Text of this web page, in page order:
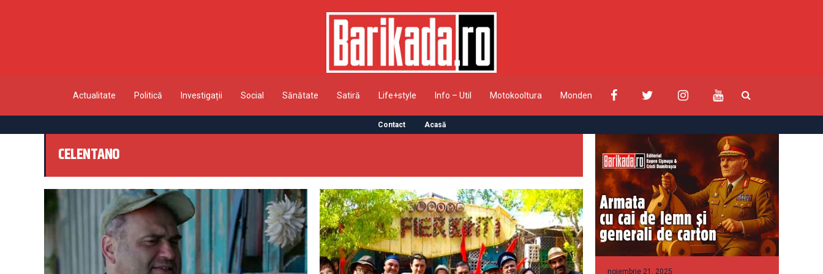
Actualitate Politică Investigații Social Sănătate Satiră Life+style Info – Util Motokooltura Monden
Contact Acasă
CELENTANO
noiembrie 21, 2025